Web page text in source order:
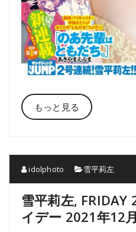
もっと見る
idolphoto 雪平莉左
雪平莉左, FRIDAY
イデー 2021年12